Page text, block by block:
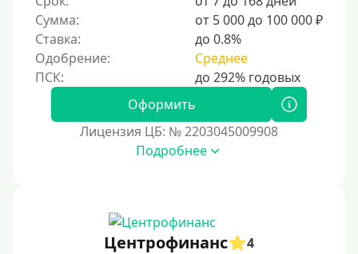
500 руб
1000 руб
1500 руб
2500 руб
Сумма:
от 5 000 до 100 000 ₽
Ставка:
до 0.8%
Одобрение:
Среднее
Оформить
Лицензия ЦБ: № 2203045009908
Подробнее
Центрофинанс
4